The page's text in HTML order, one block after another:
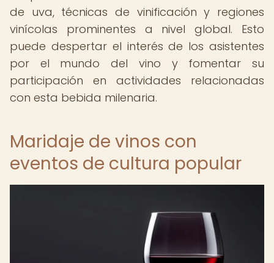
de uva, técnicas de vinificación y regiones
vinícolas prominentes a nivel global. Esto
puede despertar el interés de los asistentes
por el mundo del vino y fomentar su
participación en actividades relacionadas
con esta bebida milenaria.
Maridaje de vinos con
eventos de cultura popular